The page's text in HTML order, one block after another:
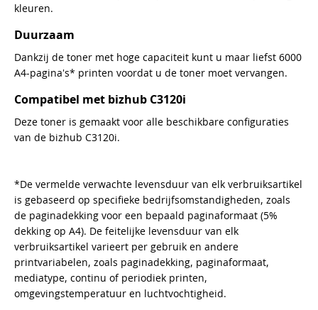
kleuren.
Duurzaam
Dankzij de toner met hoge capaciteit kunt u maar liefst 6000
A4-pagina's* printen voordat u de toner moet vervangen.
Compatibel met bizhub C3120i
Deze toner is gemaakt voor alle beschikbare configuraties
van de bizhub C3120i.
*De vermelde verwachte levensduur van elk verbruiksartikel
is gebaseerd op specifieke bedrijfsomstandigheden, zoals
de paginadekking voor een bepaald paginaformaat (5%
dekking op A4). De feitelijke levensduur van elk
verbruiksartikel varieert per gebruik en andere
printvariabelen, zoals paginadekking, paginaformaat,
mediatype, continu of periodiek printen,
omgevingstemperatuur en luchtvochtigheid.